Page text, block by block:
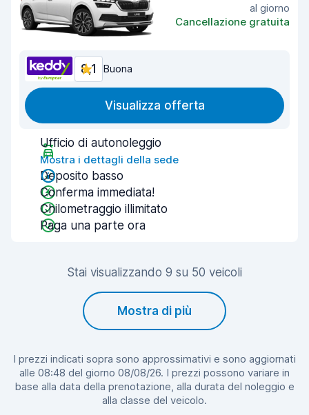
al giorno
Cancellazione gratuita
8,1 Buona
Visualizza offerta
Ufficio di autonoleggio
Mostra i dettagli della sede
Deposito basso
Conferma immediata!
Chilometraggio illimitato
Paga una parte ora
Stai visualizzando 9 su 50 veicoli
Mostra di più
I prezzi indicati sopra sono approssimativi e sono aggiornati
alle 08:48 del giorno 08/08/26. I prezzi possono variare in
base alla data della prenotazione, alla durata del noleggio e
alla classe del veicolo.